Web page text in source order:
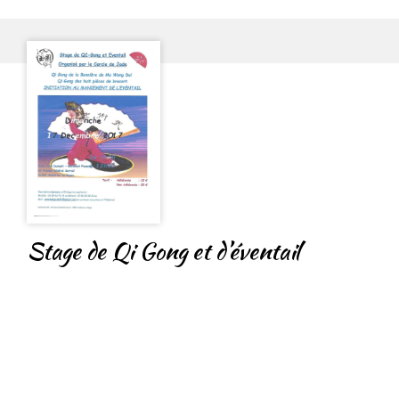
Stage de Qi Gong et d’éventail